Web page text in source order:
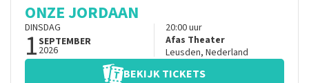
ONZE JORDAAN
DINSDAG
1SEPTEMBER
2026
20:00uur
Afas Theater
Leusden, Nederland
BEKIJK TICKETS